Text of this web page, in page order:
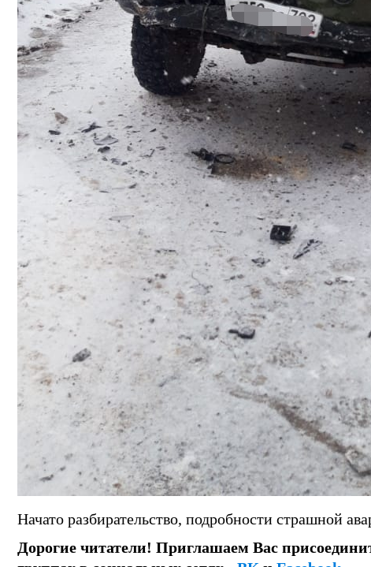
Начато разбирательство, подробности страшной
Дорогие читатели! Приглашаем Вас